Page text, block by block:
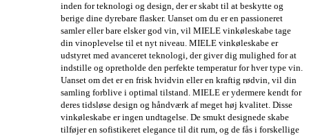
inden for teknologi og design, der er skabt til at beskytte og
berige dine dyrebare flasker. Uanset om du er en passioneret
samler eller bare elsker god vin, vil MIELE vinkøleskabe tage
din vinoplevelse til et nyt niveau. MIELE vinkøleskabe er
udstyret med avanceret teknologi, der giver dig mulighed for at
indstille og opretholde den perfekte temperatur for hver type vin.
Uanset om det er en frisk hvidvin eller en kraftig rødvin, vil din
samling forblive i optimal tilstand. MIELE er ydermere kendt for
deres tidsløse design og håndværk af meget høj kvalitet. Disse
vinkøleskabe er ingen undtagelse. De smukt designede skabe
tilføjer en sofistikeret elegance til dit rum, og de fås i forskellige